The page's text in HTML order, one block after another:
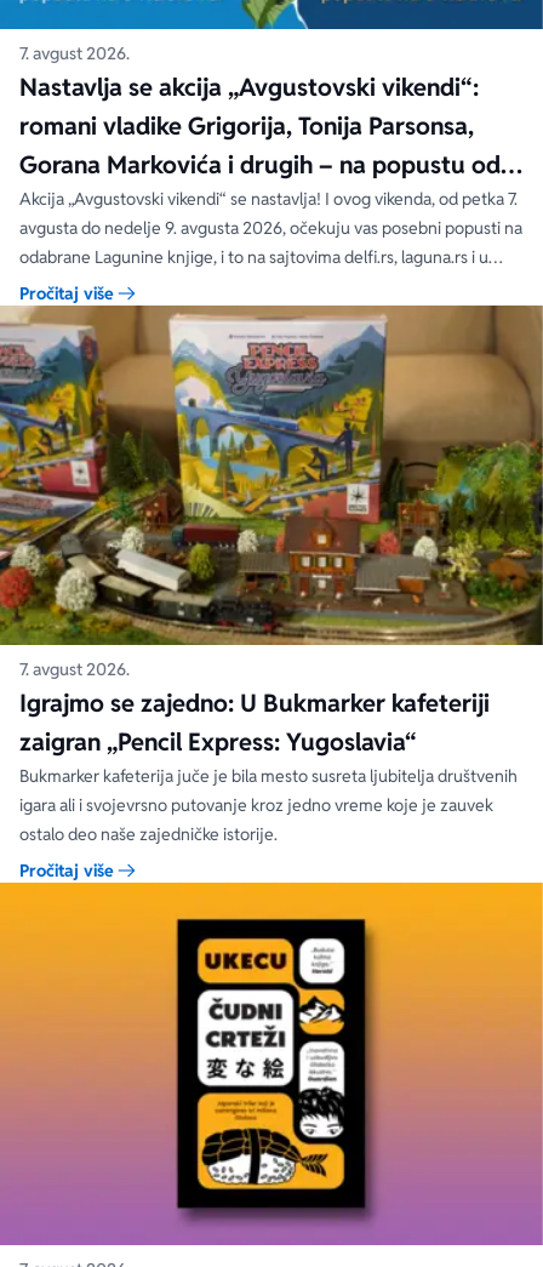
7. avgust 2026.
Nastavlja se akcija „Avgustovski vikendi“:
romani vladike Grigorija, Tonija Parsonsa,
Gorana Markovića i drugih – na popustu od
čak 40, 50 i 60%
Akcija „Avgustovski vikendi“ se nastavlja! I ovog vikenda, od petka 7.
avgusta do nedelje 9. avgusta 2026, očekuju vas posebni popusti na
odabrane Lagunine knjige, i to na sajtovima delfi.rs, laguna.rs i u
svim Delfi knjižarama.
Pročitaj više
7. avgust 2026.
Igrajmo se zajedno: U Bukmarker kafeteriji
zaigran „Pencil Express: Yugoslavia“
Bukmarker kafeterija juče je bila mesto susreta ljubitelja društvenih
igara ali i svojevrsno putovanje kroz jedno vreme koje je zauvek
ostalo deo naše zajedničke istorije.
Pročitaj više